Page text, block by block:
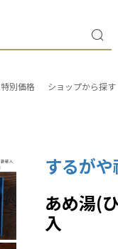
特別価格 ショップから探す
するが
あめ湯(
入